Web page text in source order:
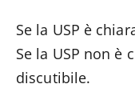
Se la USP è
Se la USP non è
discutibile.